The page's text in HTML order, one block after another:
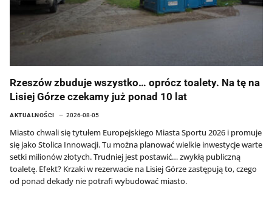
Rzeszów zbuduje wszystko… oprócz toalety. Na tę na
Lisiej Górze czekamy już ponad 10 lat
AKTUALNOŚCI 2026-08-05
Miasto chwali się tytułem Europejskiego Miasta Sportu 2026 i promuje
się jako Stolica Innowacji. Tu można planować wielkie inwestycje warte
setki milionów złotych. Trudniej jest postawić… zwykłą publiczną
toaletę. Efekt? Krzaki w rezerwacie na Lisiej Górze zastępują to, czego
od ponad dekady nie potrafi wybudować miasto.